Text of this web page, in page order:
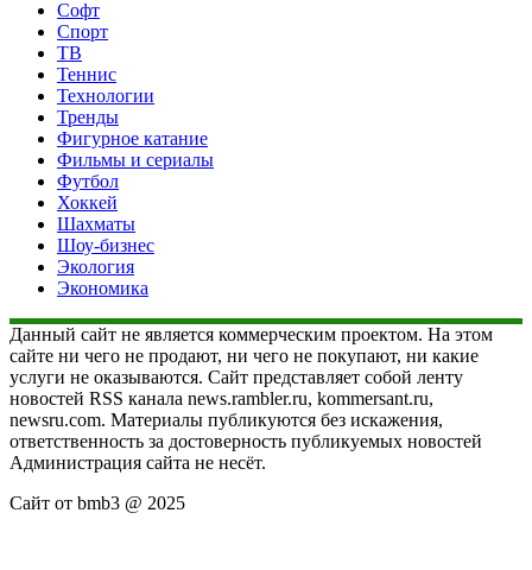
Софт
Спорт
ТВ
Теннис
Технологии
Тренды
Фигурное катание
Фильмы и сериалы
Футбол
Хоккей
Шахматы
Шоу-бизнес
Экология
Экономика
Данный сайт не является коммерческим проектом. На этом
сайте ни чего не продают, ни чего не покупают, ни какие
услуги не оказываются. Сайт представляет собой ленту
новостей RSS канала news.rambler.ru, kommersant.ru,
newsru.com. Материалы публикуются без искажения,
ответственность за достоверность публикуемых новостей
Администрация сайта не несёт.
Сайт от bmb3 @ 2025